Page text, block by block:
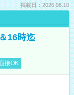
掲載日：2026.08.10
16時迄
接OK